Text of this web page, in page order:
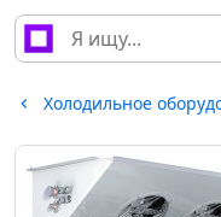
Холодильное